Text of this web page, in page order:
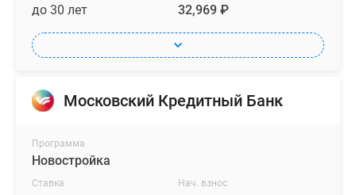
до 30 лет 32,969 ₽
Московский Кредитный Банк
Программа
Новостройка
Ставка Нач. взнос